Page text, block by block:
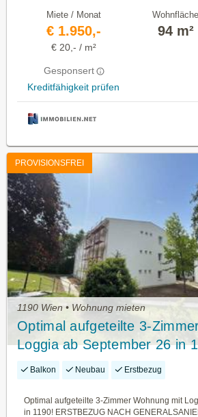
Miete / Monat
€ 1.950,-
€ 20,- / m²
Gesponsert
Kreditfähigkeit prüfen
Wohnfläche
94 m²
PROVISIONSFREI
1190 Wien • Wohnung mieten
Optimal aufgeteilte 3-
Loggia ab September 26 in
ERSTBEZUG NACH
Balkon Neubau Erstbezug
Optimal aufgeteilte 3-Zimmer Wohnung mit
in 1190! ERSTBEZUG NACH